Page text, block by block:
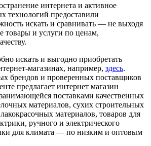
интернета и активное
технологий предоставили
искать и сравнивать — не выходя
товары и услуги по ценам,
искать и выгодно приобретать
магазинах, например, здесь.
брендов и проверенных поставщиков
предлагает интернет магазин
поставками качественных
материалов, сухих строительных
материалов, товаров для
ручного и электрического
для климата — по низким и оптовым